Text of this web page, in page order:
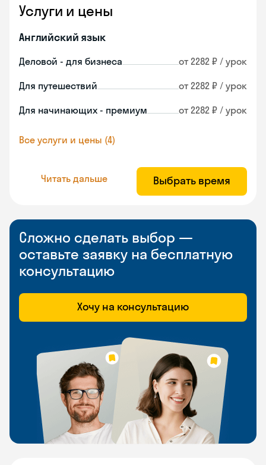
Услуги и цены
Английский язык
Деловой - для бизнеса от 2282 ₽ / урок
Для путешествий от 2282 ₽ / урок
Для начинающих - премиум от 2282 ₽ / урок
Все услуги и цены (4)
Читать дальше Выбрать время
Сложно сделать выбор —
оставьте заявку на бесплатную
консультацию
Хочу на консультацию